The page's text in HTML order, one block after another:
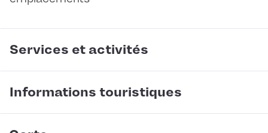
Services et activités
Informations touristiques